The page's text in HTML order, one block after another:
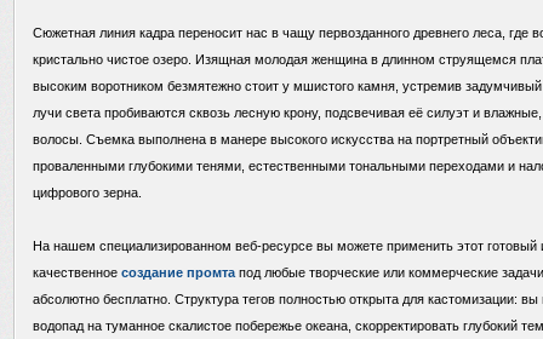
Сюжетная линия кадра переносит нас в чащу первозданного древнего леса, где
кристально чистое озеро. Изящная молодая женщина в длинном струящемся
высоким воротником безмятежно стоит у мшистого камня, устремив
лучи света пробиваются сквозь лесную крону, подсвечивая её силуэт и
волосы. Съемка выполнена в манере высокого искусства на портретный
проваленными глубокими тенями, естественными тональными переходами и
цифрового зерна.
На нашем специализированном веб-ресурсе вы можете применить этот готовый
качественное создание промта под любые творческие или коммерческие
абсолютно бесплатно. Структура тегов полностью открыта для кастомизации:
водопад на туманное скалистое побережье океана, скорректировать глубокий